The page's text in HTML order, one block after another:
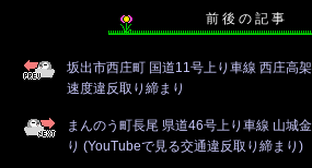
前 後 の 記 事
坂出市西庄町 国道11号上り車線 西庄高
速度違反取り締まり
まんのう町長尾 県道46号上り車線 山城
り (YouTubeで見る交通違反取り締まり)